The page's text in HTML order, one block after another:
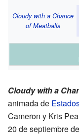
Cloudy with a Chance
of Meatballs
Cloudy with a
animada de
Cameron y Kris
20 de septiembre